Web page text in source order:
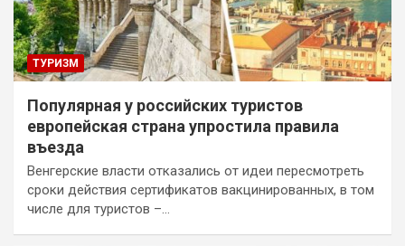
ТУРИЗМ
Популярная у российских туристов
европейская страна упростила правила
въезда
Венгерские власти отказались от идеи пересмотреть
сроки действия сертификатов вакцинированных, в том
числе для туристов –…